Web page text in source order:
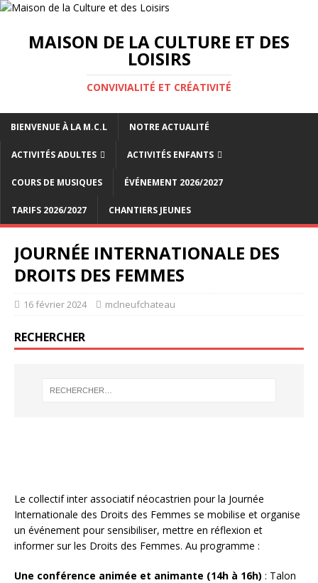
MAISON DE LA CULTURE ET DES
LOISIRS
CONVIVIALITÉ ET CRÉATIVITÉ
BIENVENUE À LA M.C.L NOTRE ACTUALITÉ
ACTIVITÉS ADULTES ACTIVITÉS ENFANTS
COURS DE MUSIQUES ÉVÉNEMENT 2026/2027
TARIFS 2026/2027 CHANTIERS JEUNES
JOURNÉE INTERNATIONALE DES
DROITS DES FEMMES
16 février 2024 mclneufchateau
RECHERCHER
Le collectif inter associatif néocastrien pour la Journée
Internationale des Droits des Femmes se mobilise et organise
un événement pour sensibiliser, mettre en réflexion et
informer sur les Droits des Femmes. Au programme :
Une conférence animée et animante (14h à 16h) : Talon